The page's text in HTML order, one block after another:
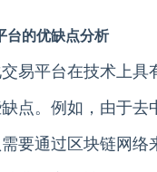
台的优缺点分析
易平台在技术上具
点。例如，由于去
要通过区块链网络